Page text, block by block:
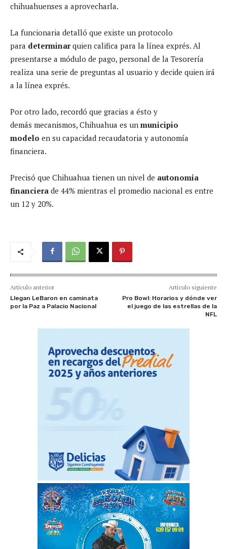
chihuahuenses a aprovecharla.
La funcionaria detalló que existe un protocolo
para determinarquien califica para la línea exprés. Al
presentarse a módulo de pago, personal de la Tesorería
realiza una serie de preguntas al usuario y decide quien irá
a la línea exprés.
Por otro lado, recordó que gracias a ésto y
demás mecanismos, Chihuahua es un municipio
modelo en su capacidad recaudatoria y autonomía
financiera.
Precisó que Chihuahua tienen un nivel de autonomía
financiera de 44% mientras el promedio nacional es entre
un 12 y 20%.
Artículo anterior
Llegan LeBaron en caminata
por la Paz a Palacio Nacional
Artículo siguiente
Pro Bowl: Horarios y dónde ver
el juego de las estrellas de la
NFL